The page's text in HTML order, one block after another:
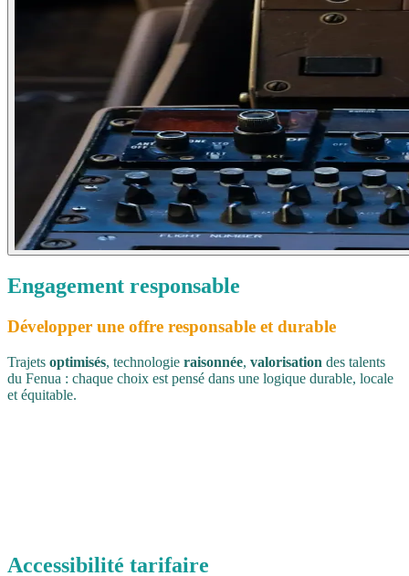
Engagement responsable
Développer une offre responsable et durable
Trajets optimisés, technologie raisonnée, valorisation des talents
du Fenua : chaque choix est pensé dans une logique durable, locale
et équitable.
Accessibilité tarifaire